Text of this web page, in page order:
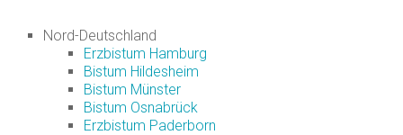
Nord-Deutschland
Erzbistum Hamburg
Bistum Hildesheim
Bistum Münster
Bistum Osnabrück
Erzbistum Paderborn